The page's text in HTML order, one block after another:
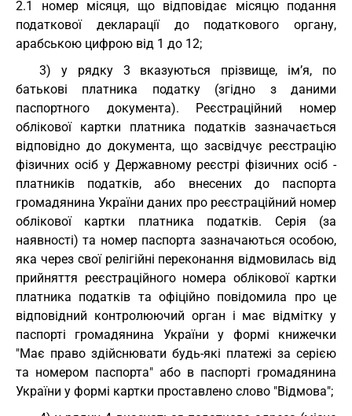
2.1 номер місяця, що відповідає місяцю подання
податкової декларації до податкового органу,
арабською цифрою від 1 до 12;
3) у рядку 3 вказуються прізвище, ім’я, по
батькові платника податку (згідно з даними
паспортного документа). Реєстраційний номер
облікової картки платника податків зазначається
відповідно до документа, що засвідчує реєстрацію
фізичних осіб у Державному реєстрі фізичних осіб -
платників податків, або внесених до паспорта
громадянина України даних про реєстраційний номер
облікової картки платника податків. Серія (за
наявності) та номер паспорта зазначаються особою,
яка через свої релігійні переконання відмовилась від
прийняття реєстраційного номера облікової картки
платника податків та офіційно повідомила про це
відповідний контролюючий орган і має відмітку у
паспорті громадянина України у формі книжечки
"Має право здійснювати будь-які платежі за серією
та номером паспорта" або в паспорті громадянина
України у формі картки проставлено слово "Відмова";